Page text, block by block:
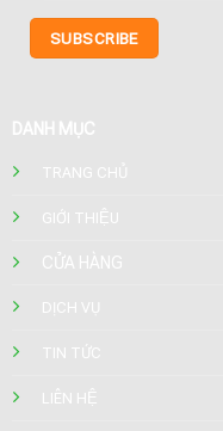
DANH MỤC
TRANG CHỦ
GIỚI THIỆU
CỬA HÀNG
DỊCH VỤ
TIN TỨC
LIÊN HỆ